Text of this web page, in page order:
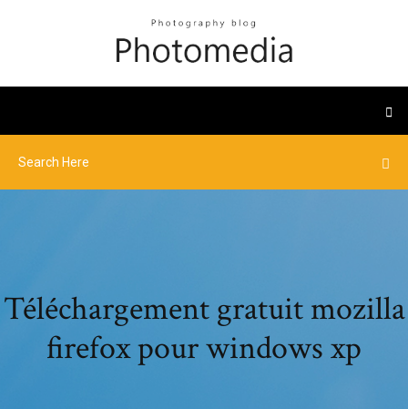
Téléchargement gratuit mozilla
firefox pour windows xp